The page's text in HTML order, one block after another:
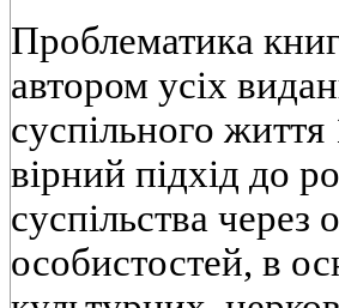
Проблематика
автором усіх
суспільного
вірний підхід до
суспільства
особистостей, в